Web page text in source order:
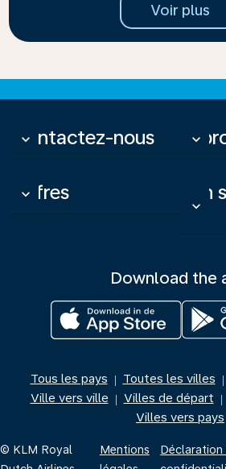
Voir plus
Contactez-nous
keyboard_arrow_down À
keyboard_arrow_down
Offres
keyboard_arrow_down
keyboard_arrow_down
Download the
Tous les pays | Toutes les villes |
Ville vers ville | Villes de départ |
Villes vers pays
© KLM Royal
Mentions
Déclaration